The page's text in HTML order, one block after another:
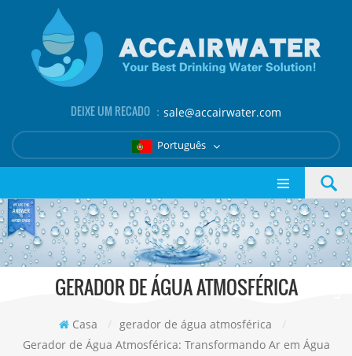
DEIXE UM RECADO ： sale@accairwater.com
Português
GERADOR DE ÁGUA ATMOSFÉRICA
Casa / gerador de água atmosférica
/
Gerador de Água Atmosférica: Transformando Ar em Água